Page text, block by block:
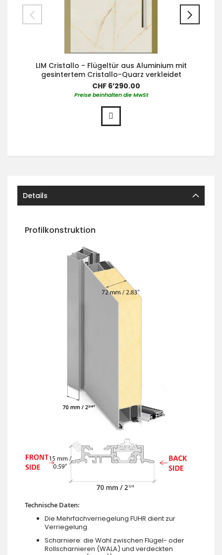
LIM Cristallo - Flügeltür aus Aluminium mit
gesintertem Cristallo-Quarz verkleidet
CHF 6’290.00
Preise beinhalten die MwSt
Details